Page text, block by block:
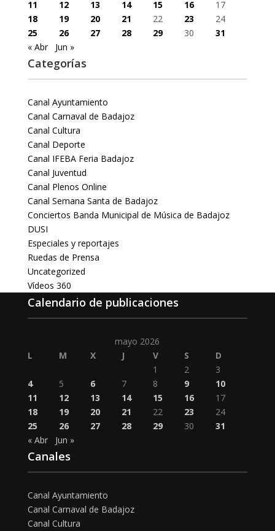
11 12 13 14 15 16
17
18
19 20 21 22 23
24
25
26 27 28 29 30
31
« Abr
Jun »
Categorías
Canal Ayuntamiento
Canal Carnaval de Badajoz
Canal Cultura
Canal Deporte
Canal IFEBA Feria Badajoz
Canal Juventud
Canal Plenos Online
Canal Semana Santa de Badajoz
Conciertos Banda Municipal de Música de Badajoz
DUSI
Especiales y reportajes
Ruedas de Prensa
Uncategorized
Vídeos 360
Calendario de publicaciones
mayo 2026
L
M X J V S
D
1
2
3
4
5 6 7 8 9
10
11
12 13 14 15 16
17
18
19 20 21 22 23
24
25
26 27 28 29 30
31
« Abr
Jun »
Canales
Canal Ayuntamiento
Canal Carnaval de Badajoz
Canal Cultura